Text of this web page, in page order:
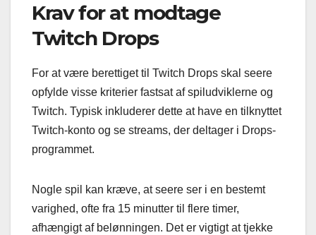
Krav for at modtage
Twitch Drops
For at være berettiget til Twitch Drops skal seere
opfylde visse kriterier fastsat af spiludviklerne og
Twitch. Typisk inkluderer dette at have en tilknyttet
Twitch-konto og se streams, der deltager i Drops-
programmet.
Nogle spil kan kræve, at seere ser i en bestemt
varighed, ofte fra 15 minutter til flere timer,
afhængigt af belønningen. Det er vigtigt at tjekke